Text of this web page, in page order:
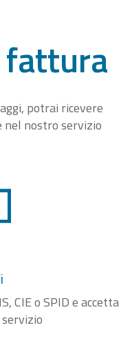
fattura
potrai ricevere
nostro servizio
CIE o SPID e accetta